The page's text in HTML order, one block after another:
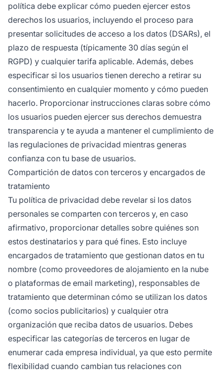
política debe explicar cómo pueden ejercer estos
derechos los usuarios, incluyendo el proceso para
presentar solicitudes de acceso a los datos (DSARs), el
plazo de respuesta (típicamente 30 días según el
RGPD) y cualquier tarifa aplicable. Además, debes
especificar si los usuarios tienen derecho a retirar su
consentimiento en cualquier momento y cómo pueden
hacerlo. Proporcionar instrucciones claras sobre cómo
los usuarios pueden ejercer sus derechos demuestra
transparencia y te ayuda a mantener el cumplimiento de
las regulaciones de privacidad mientras generas
confianza con tu base de usuarios.
Compartición de datos con terceros y encargados de
tratamiento
Tu política de privacidad debe revelar si los datos
personales se comparten con terceros y, en caso
afirmativo, proporcionar detalles sobre quiénes son
estos destinatarios y para qué fines. Esto incluye
encargados de tratamiento que gestionan datos en tu
nombre (como proveedores de alojamiento en la nube
o plataformas de email marketing), responsables de
tratamiento que determinan cómo se utilizan los datos
(como socios publicitarios) y cualquier otra
organización que reciba datos de usuarios. Debes
especificar las categorías de terceros en lugar de
enumerar cada empresa individual, ya que esto permite
flexibilidad cuando cambian tus relaciones con